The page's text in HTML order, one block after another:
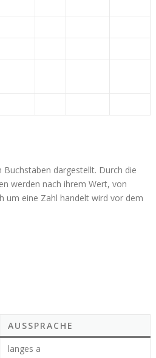
dargestellt. Durch die
werden nach ihrem Wert, von
um eine Zahl handelt wird vor dem
AUSSPRACHE
langes a